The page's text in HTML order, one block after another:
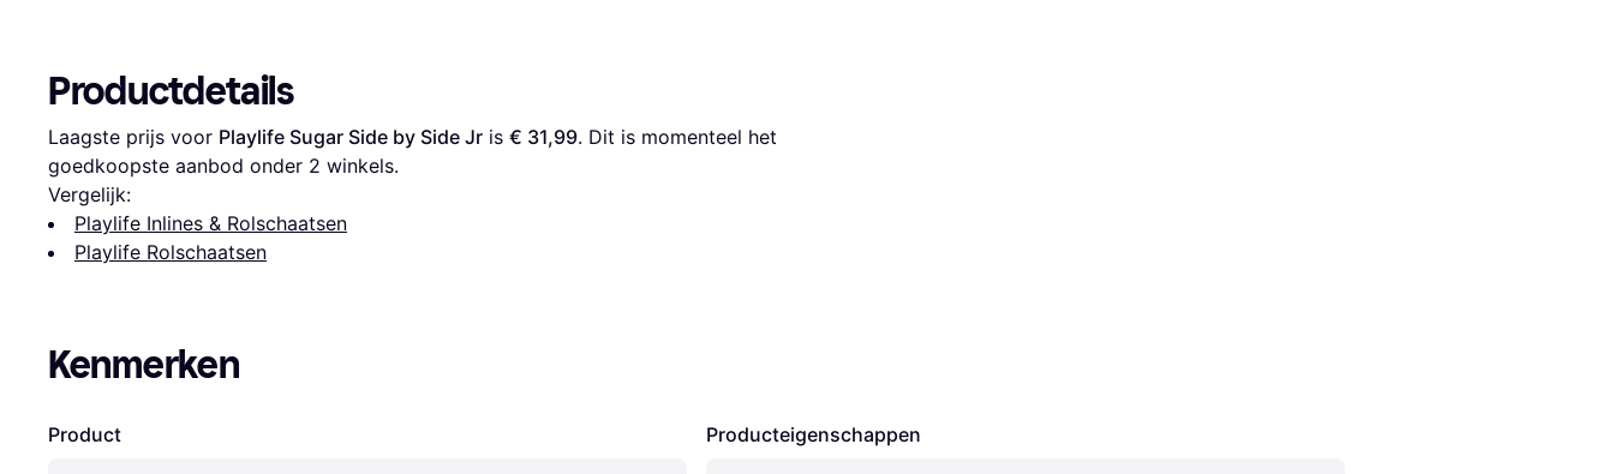
Productdetails
Laagste prijs voor Playlife Sugar Side by Side Jr is € 31,99. Dit is momenteel het
goedkoopste aanbod onder 2 winkels.
Vergelijk:
Playlife Inlines & Rolschaatsen
Playlife Rolschaatsen
Kenmerken
Product Producteigenschappen